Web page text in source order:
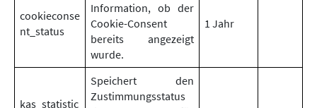
cookieconse
nt_status
Information, ob der
Cookie-Consent
bereits angezeigt
wurde.
1 Jahr
kas_statistic
Speichert den
Zustimmungsstatus